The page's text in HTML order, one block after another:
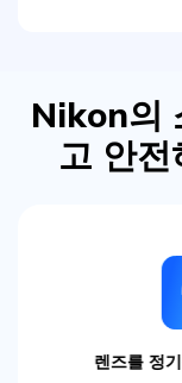
Nikon의
고 안
촬영 후에